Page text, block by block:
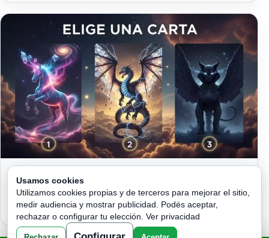
TRES GUARDIANES DEL DESTINO: LO
QUE EL UNICORNIO, EL DRAGÓN Y LA
ESFINGE QUIEREN REVELARTE HOY
Usamos cookies
Utilizamos cookies propias y de terceros para mejorar el sitio,
medir audiencia y mostrar publicidad. Podés aceptar,
rechazar o configurar tu elección. Ver privacidad